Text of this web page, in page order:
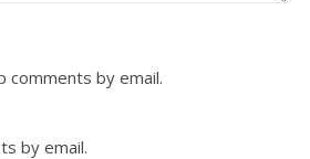
comments by email.
by email.